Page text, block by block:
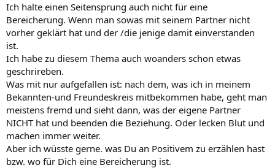
Ich halte einen Seitensprung auch nicht für eine
Bereicherung. Wenn man sowas mit seinem Partner nicht
vorher geklärt hat und der /die jenige damit einverstanden
ist.
Ich habe zu diesem Thema auch woanders schon etwas
geschrireben.
Was mit nur aufgefallen ist: nach dem, was ich in meinem
Bekannten-und Freundeskreis mitbekommen habe, geht man
meistens fremd und sieht dann, was der eigene Partner
NICHT hat und beenden die Beziehung. Oder lecken Blut und
machen immer weiter.
Aber ich wüsste gerne. was Du an Positivem zu erzählen hast
bzw. wo für Dich eine Bereicherung ist.